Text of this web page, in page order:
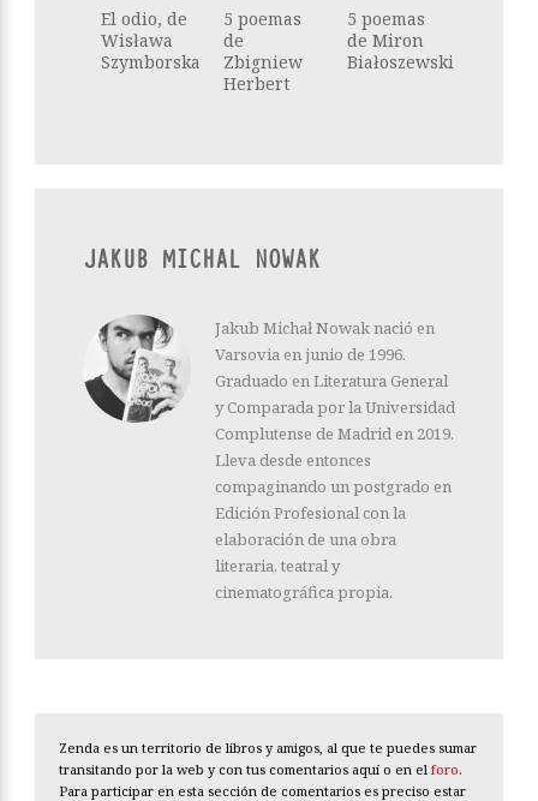
El odio, de
Wisława
Szymborska
5 poemas
de
Zbigniew
Herbert
5 poemas
de Miron
Białoszewski
JAKUB MICHAL NOWAK
Jakub Michał Nowak nació en
Varsovia en junio de 1996.
Graduado en Literatura General
y Comparada por la Universidad
Complutense de Madrid en 2019.
Lleva desde entonces
compaginando un postgrado en
Edición Profesional con la
elaboración de una obra
literaria, teatral y
cinematográfica propia.
Zenda es un territorio de libros y amigos, al que te puedes sumar
transitando por la web y con tus comentarios aquí o en el foro.
Para participar en esta sección de comentarios es preciso estar